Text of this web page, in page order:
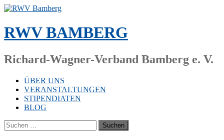
Zum
springen
RWV BAMBERG
Richard-Wagner-Verband Bamberg e. V.
ÜBER UNS
VERANSTALTUNGEN
STIPENDIATEN
BLOG
Suchen
nach: